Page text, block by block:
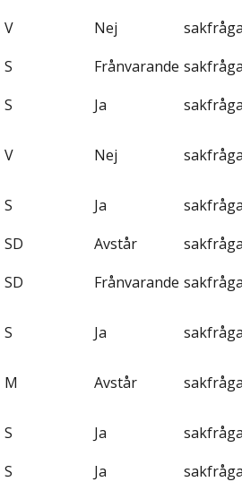
V Nej
S Frånvarande
S Ja
V Nej
S Ja
SD Avstår
SD Frånvarande
S Ja
M Avstår
S Ja
S Ja